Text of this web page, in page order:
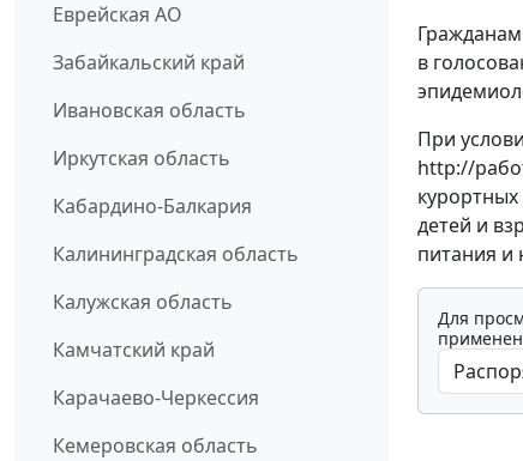
Еврейская АО
Забайкальский край
Ивановская область
Иркутская область
Кабардино-Балкария
Калининградская область
Калужская область
Камчатский край
Карачаево-Черкессия
Кемеровская область
в
При
http://
детей и
питания и
Для